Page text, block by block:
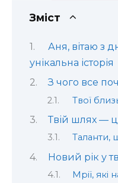
Зміст
Аня, вітаю з
унікальна історія
З чого все
Твої
Твій шлях —
Таланти,
Новий рік у
Мрії, які